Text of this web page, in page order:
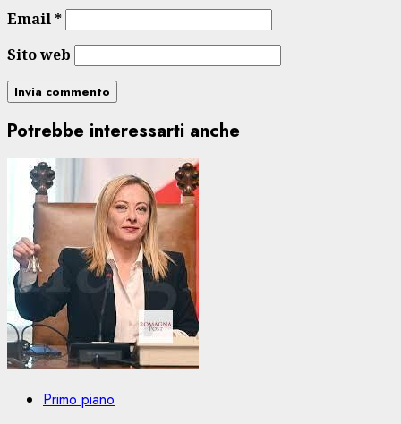
Email*
Sito web
Potrebbe interessarti anche
Primo piano